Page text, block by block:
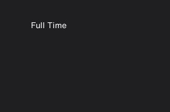
Full Time